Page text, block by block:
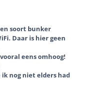
soort bunker
Daar is hier geen
eens omhoog!
nog niet elders had